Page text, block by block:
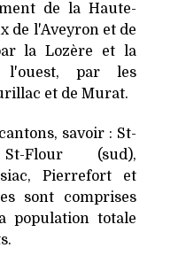
de la Haute-
de l'Aveyron et de
la Lozère et la
l'ouest, par les
et de Murat.
savoir : St-
Flour (sud),
Pierrefort et
sont comprises
population totale